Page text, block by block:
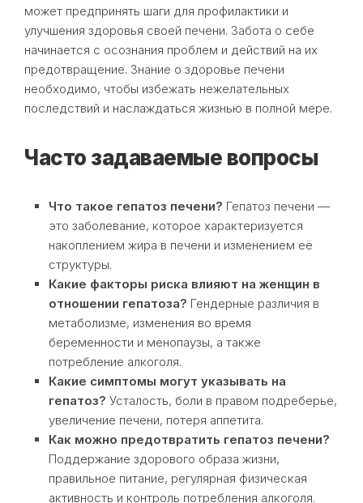
может предпринять шаги для профилактики и
улучшения здоровья своей печени. Забота о себе
начинается с осознания проблем и действий на их
предотвращение. Знание о здоровье печени
необходимо, чтобы избежать нежелательных
последствий и наслаждаться жизнью в полной мере.
Часто задаваемые вопросы
Что такое гепатоз печени? Гепатоз печени —
это заболевание, которое характеризуется
накоплением жира в печени и изменением её
структуры.
Какие факторы риска влияют на женщин в
отношении гепатоза? Гендерные различия в
метаболизме, изменения во время
беременности и менопаузы, а также
потребление алкоголя.
Какие симптомы могут указывать на
гепатоз? Усталость, боли в правом подреберье,
увеличение печени, потеря аппетита.
Как можно предотвратить гепатоз печени?
Поддержание здорового образа жизни,
правильное питание, регулярная физическая
активность и контроль потребления алкоголя.